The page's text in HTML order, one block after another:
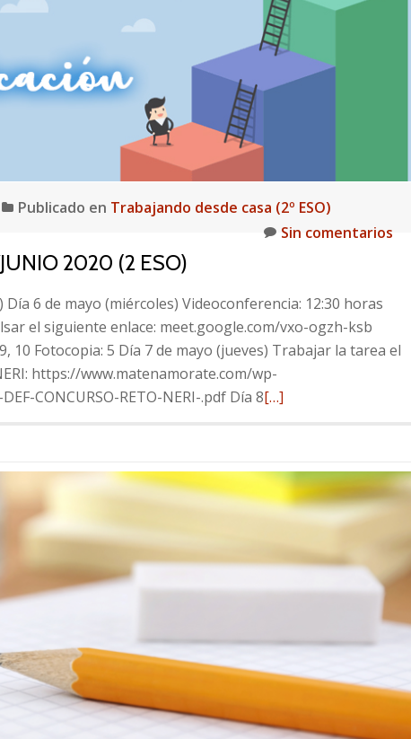
Publicado en Trabajando desde casa (2º ESO)
Sin comentarios
2020 (2 ESO)
6 de mayo (miércoles) Videoconferencia: 12:30 horas
el siguiente enlace: meet.google.com/vxo-ogzh-ksb
10 Fotocopia: 5 Día 7 de mayo (jueves) Trabajar la tarea el
https://www.matenamorate.com/wp-
CONCURSO-RETO-NERI-.pdf Día 8Leer
MAYO/JUNIO
2020
ESO)
[…]